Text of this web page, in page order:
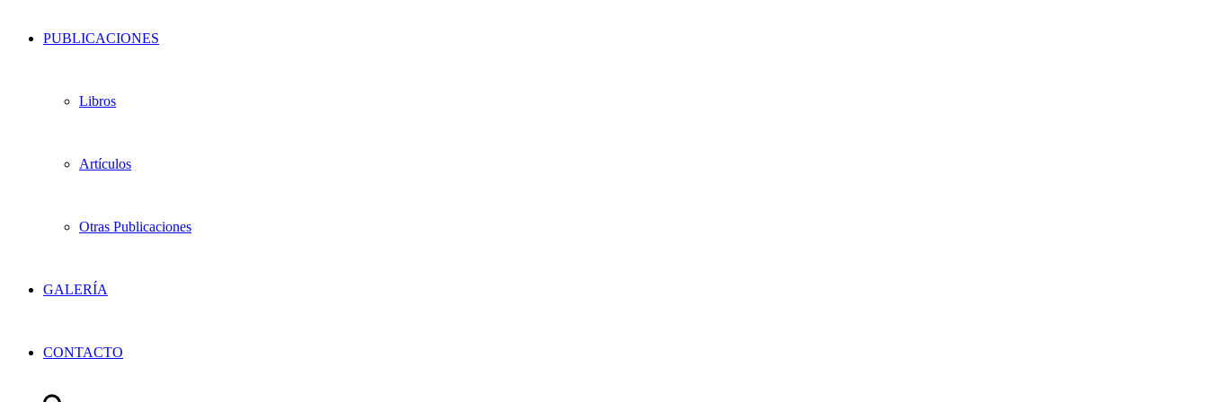
PUBLICACIONES
Libros
Artículos
Otras Publicaciones
GALERÍA
CONTACTO